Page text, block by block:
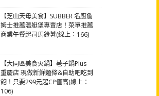
【芝山天母美食】SUBBER 名廚詹
姆士推薦潛艇堡專賣店！菜單推薦
商業午餐起司馬鈴薯(線上：166)
【大同區美食火鍋】荖子鍋Plus
重慶店 現做新鮮麵條&自助吧吃到
飽！只要299元起CP值高(線上：
106)